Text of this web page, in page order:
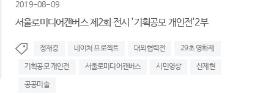
2019-08-09
서울로미디어캔버스 제2회 전시 '기획공모 개인전'2부
정재경 네이처 프로젝트 대외협력전 29초 영화제
기획공모 개인전 서울로미디어캔버스 시민영상 신제현
공공미술